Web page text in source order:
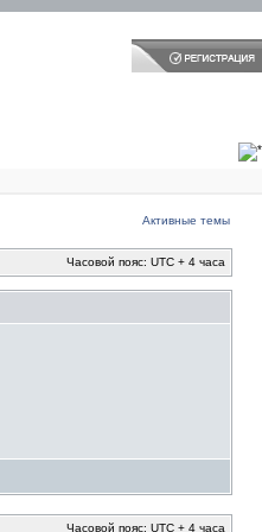
Активные темы
Часовой пояс: UTC + 4 часа
Часовой пояс: UTC + 4 часа